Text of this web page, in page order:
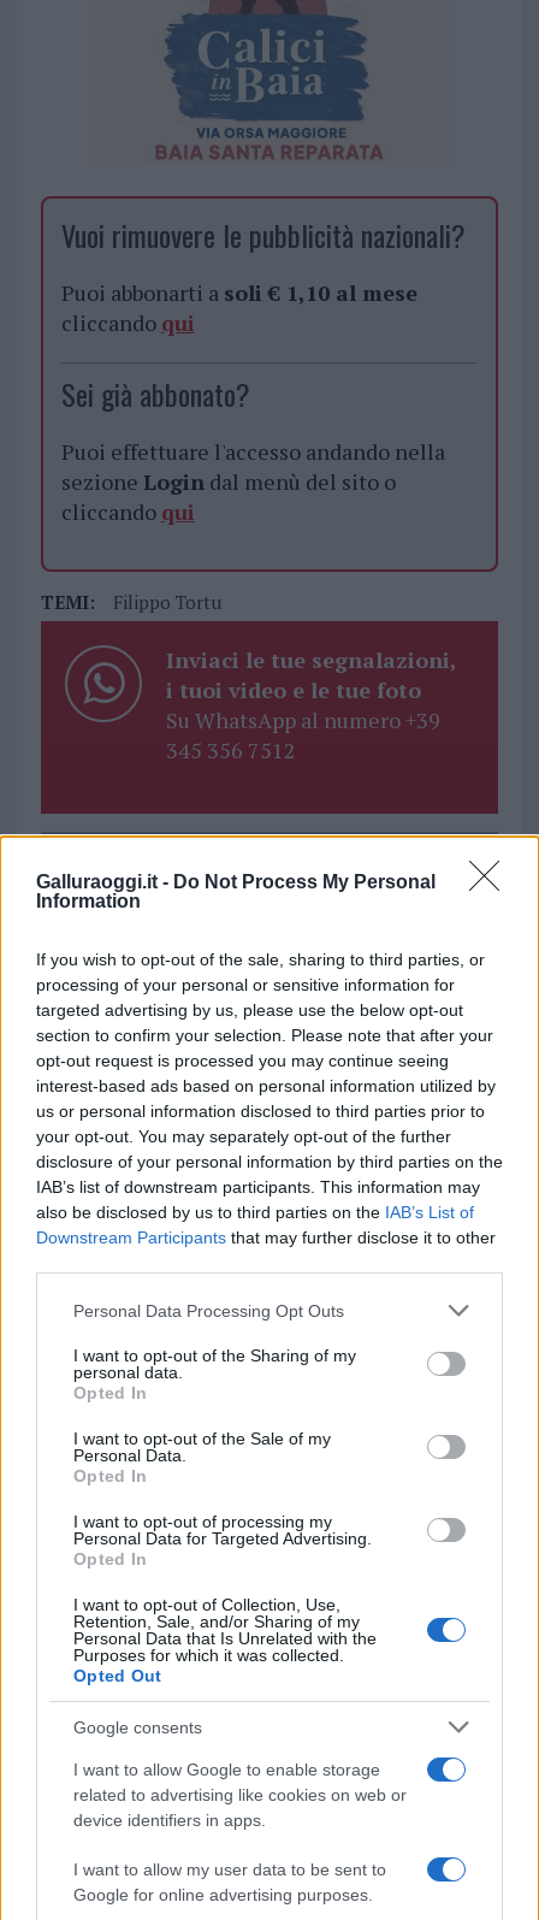
Galluraoggi.it - Do Not Process My Personal
Information
If you wish to opt-out of the sale, sharing to third parties, or
processing of your personal or sensitive information for
targeted advertising by us, please use the below opt-out
section to confirm your selection. Please note that after your
opt-out request is processed you may continue seeing
interest-based ads based on personal information utilized by
us or personal information disclosed to third parties prior to
your opt-out. You may separately opt-out of the further
disclosure of your personal information by third parties on the
IAB’s list of downstream participants. This information may
also be disclosed by us to third parties on the IAB’s List of
Downstream Participants that may further disclose it to other
Please note that this website/app uses one or more Google
not limited to your visit or usage behaviour. You may click to
grant or deny consent to Google and its third-party tags to
use your data for below specified purposes in below Google
consent section.
Personal Data Processing Opt Outs
I want to opt-out of the Sharing of my
personal data.
Opted In
I want to opt-out of the Sale of my
Personal Data.
Opted In
I want to opt-out of processing my
Personal Data for Targeted Advertising.
Opted In
I want to opt-out of Collection, Use,
Retention, Sale, and/or Sharing of my
Personal Data that Is Unrelated with the
Purposes for which it was collected.
Opted Out
Google consents
I want to allow Google to enable storage
related to advertising like cookies on web or
device identifiers in apps.
I want to allow my user data to be sent to
Google for online advertising purposes.
Vuoi rimuovere le pubblicità nazionali?
Puoi abbonarti a soli € 1,10 al mese
cliccando qui
Sei già abbonato?
Puoi effettuare l'accesso andando nella
sezione Logindal menù del sito o
cliccando qui
TEMI: Filippo Tortu
Inviaci le tue segnalazioni,
i tuoi video e le tue foto
Su WhatsApp al numero +39
345 356 7512
Notizie in tempo reale?
Entra nel canale telegram di
Ricevi le nostre ultime news
daGoogle News
Condividi l'articolo
F
a
ce
b
o
o
k
T
w
it
te
r
Pi
n
te
st
W
h
at
A
p
S
h
a
Articolo precedente
NOTIZIE RECENTI
Le previsioni meteo per il weekend a Olbia e in
Gallura
Michelle Hunziker in Gallura, bella anche dal
vivo: un amico vip svela come fa
Calangianus, dopo le polemiche il centro
accoglienza minori chiude
Olbia, divieto di sosta contro spaccio e degrado:
esplode la protesta